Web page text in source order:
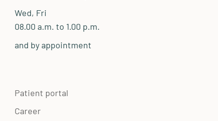
Wed, Fri
08.00 a.m. to 1.00 p.m.
and by appointment
Patient portal
Career